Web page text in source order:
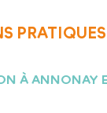
À ANNONAY